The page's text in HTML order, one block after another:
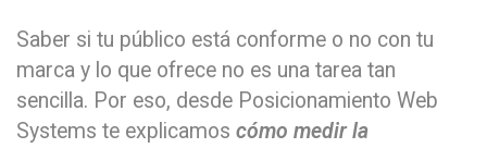
Saber si tu público está conforme o no con tu
marca y lo que ofrece no es una tarea tan
sencilla. Por eso, desde Posicionamiento Web
Systems te explicamos cómo medir la